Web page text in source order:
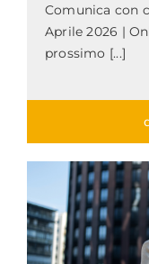
Comunica con
Aprile 2026 |
prossimo [...]